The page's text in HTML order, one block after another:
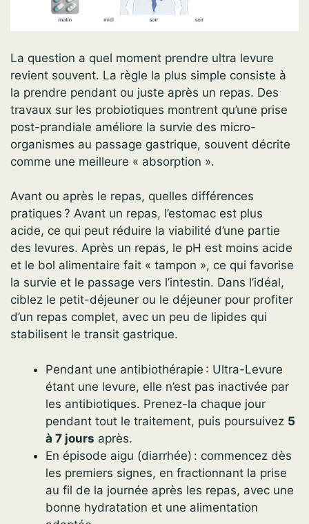
La question a quel moment prendre ultra levure
revient souvent. La règle la plus simple consiste à
la prendre pendant ou juste après un repas. Des
travaux sur les probiotiques montrent qu’une prise
post-prandiale améliore la survie des micro-
organismes au passage gastrique, souvent décrite
comme une meilleure « absorption ».
Avant ou après le repas, quelles différences
pratiques ? Avant un repas, l’estomac est plus
acide, ce qui peut réduire la viabilité d’une partie
des levures. Après un repas, le pH est moins acide
et le bol alimentaire fait « tampon », ce qui favorise
la survie et le passage vers l’intestin. Dans l’idéal,
ciblez le petit-déjeuner ou le déjeuner pour profiter
d’un repas complet, avec un peu de lipides qui
stabilisent le transit gastrique.
Pendant une antibiothérapie : Ultra-Levure
étant une levure, elle n’est pas inactivée par
les antibiotiques. Prenez-la chaque jour
pendant tout le traitement, puis poursuivez 5
à 7 jours après.
En épisode aigu (diarrhée) : commencez dès
les premiers signes, en fractionnant la prise
au fil de la journée après les repas, avec une
bonne hydratation et une alimentation